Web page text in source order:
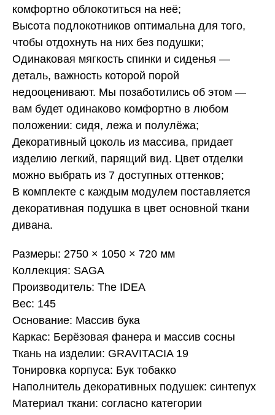
комфортно облокотиться на неё;
Высота подлокотников оптимальна для того,
чтобы отдохнуть на них без подушки;
Одинаковая мягкость спинки и сиденья —
деталь, важность которой порой
недооценивают. Мы позаботились об этом —
вам будет одинаково комфортно в любом
положении: сидя, лежа и полулёжа;
Декоративный цоколь из массива, придает
изделию легкий, парящий вид. Цвет отделки
можно выбрать из 7 доступных оттенков;
В комплекте с каждым модулем поставляется
декоративная подушка в цвет основной ткани
дивана.
Размеры: 2750 × 1050 × 720 мм
Коллекция: SAGA
Производитель: The IDEA
Вес: 145
Основание: Массив бука
Каркас: Берёзовая фанера и массив сосны
Ткань на изделии: GRAVITACIA 19
Тонировка корпуса: Бук тобакко
Наполнитель декоративных подушек: синтепух
Материал ткани: согласно категории